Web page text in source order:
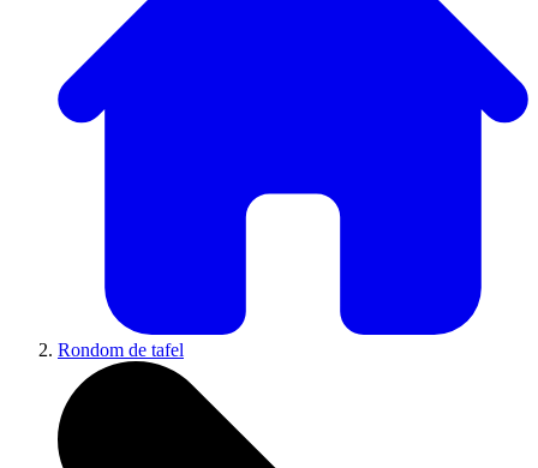
Rondom de tafel